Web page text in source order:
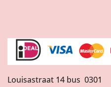
Louisastraat 14 bus 0301